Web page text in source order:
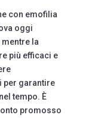
con emofilia
oggi
la
più efficaci e
per garantire
tempo. È
promosso